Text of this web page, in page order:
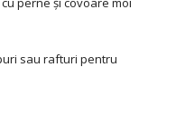
sau rafturi pentru